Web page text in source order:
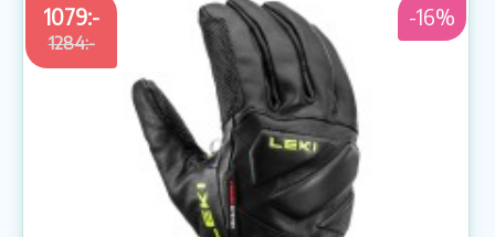
1079:-
1284:-
-16%